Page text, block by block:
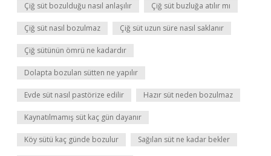
Çiğ süt bozulduğu nasıl anlaşılır Çiğ süt buzluğa atılır mı
Çiğ süt nasıl bozulmaz Çiğ süt uzun süre nasıl saklanır
Çiğ sütünün ömrü ne kadardır
Dolapta bozulan sütten ne yapılır
Evde süt nasıl pastörize edilir Hazır süt neden bozulmaz
Kaynatılmamış süt kaç gün dayanır
Köy sütü kaç günde bozulur Sağılan süt ne kadar bekler